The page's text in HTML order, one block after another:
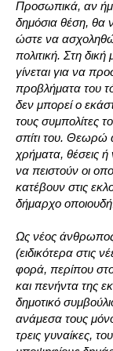
Προσωπικά, αν
δημόσια θέση,
ώστε να
πολιτική. Στη
γίνεται για να
προβλήματα του
δεν μπορεί ο
τους συμπολίτες
σπίτι του. Θεωρώ
χρήματα, θέσεις ή
να πειστούν οι
κατέβουν στις
δήμαρχο
Ως νέος άνθρωπος
(ειδικότερα στις
φορά, περίπου
και πενήντα της
δημοτικό
ανάμεσα τους
τρεις γυναίκες,